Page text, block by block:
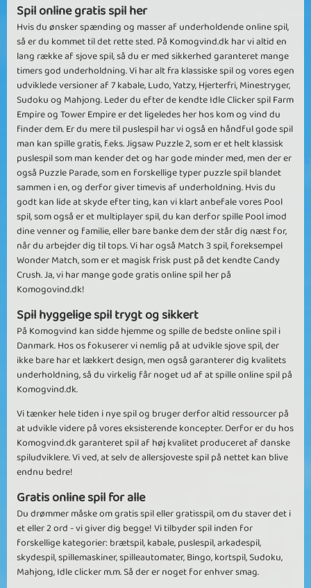
Spil online gratis spil her
Hvis du ønsker spænding og masser af underholdende online spil,
så er du kommet til det rette sted. På Komogvind.dk har vi altid en
lang række af sjove spil, så du er med sikkerhed garanteret mange
timers god underholdning. Vi har alt fra klassiske spil og vores egen
udviklede versioner af 7 kabale, Ludo, Yatzy, Hjerterfri, Minestryger,
Sudoku og Mahjong. Leder du efter de kendte Idle Clicker spil Farm
Empire og Tower Empire er det ligeledes her hos kom og vind du
finder dem. Er du mere til puslespil har vi også en håndful gode spil
man kan spille gratis, f.eks. Jigsaw Puzzle 2, som er et helt klassisk
puslespil som man kender det og har gode minder med, men der er
også Puzzle Parade, som en forskellige typer puzzle spil blandet
sammen i en, og derfor giver timevis af underholdning. Hvis du
godt kan lide at skyde efter ting, kan vi klart anbefale vores Pool
spil, som også er et multiplayer spil, du kan derfor spille Pool imod
dine venner og familie, eller bare banke dem der står dig næst for,
når du arbejder dig til tops. Vi har også Match 3 spil, foreksempel
Wonder Match, som er et magisk frisk pust på det kendte Candy
Crush. Ja, vi har mange gode gratis online spil her på
Komogovind.dk!
Spil hyggelige spil trygt og sikkert
På Komogvind kan sidde hjemme og spille de bedste online spil i
Danmark. Hos os fokuserer vi nemlig på at udvikle sjove spil, der
ikke bare har et lækkert design, men også garanterer dig kvalitets
underholdning, så du virkelig får noget ud af at spille online spil på
Komogvind.dk.
Vi tænker hele tiden i nye spil og bruger derfor altid ressourcer på
at udvikle videre på vores eksisterende koncepter. Derfor er du hos
Komogvind.dk garanteret spil af høj kvalitet produceret af danske
spiludviklere. Vi ved, at selv de allersjoveste spil på nettet kan blive
endnu bedre!
Gratis online spil for alle
Du drømmer måske om gratis spil eller gratisspil, om du staver det i
et eller 2 ord - vi giver dig begge! Vi tilbyder spil inden for
forskellige kategorier: brætspil, kabale, puslespil, arkadespil,
skydespil, spillemaskiner, spilleautomater, Bingo, kortspil, Sudoku,
Mahjong, Idle clicker m.m. Så der er noget for enhver smag.